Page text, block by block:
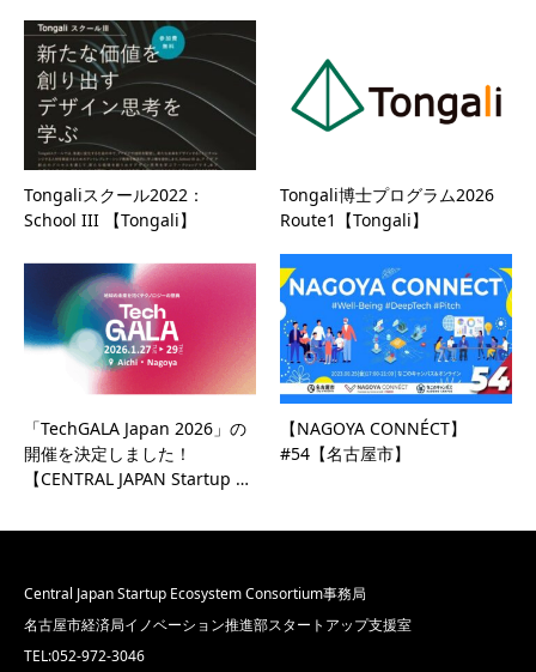
Tongaliスクール2022：
School III 【Tongali】
Tongali博士プログラム2026
Route1【Tongali】
「TechGALA Japan 2026」の
開催を決定しました！
【CENTRAL JAPAN Startup …
【NAGOYA CONNÉCT】
#54【名古屋市】
Central Japan Startup Ecosystem Consortium事務局
名古屋市経済局イノベーション推進部スタートアップ支援室
TEL:052-972-3046